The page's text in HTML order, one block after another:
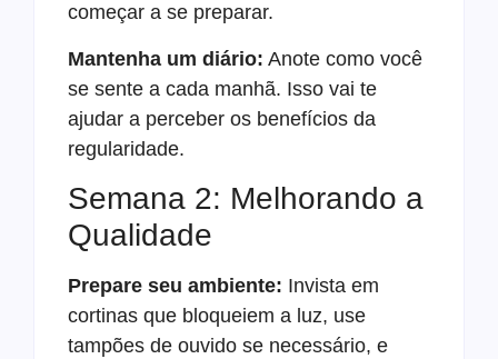
começar a se preparar.
Mantenha um diário: Anote como você
se sente a cada manhã. Isso vai te
ajudar a perceber os benefícios da
regularidade.
Semana 2: Melhorando a
Qualidade
Prepare seu ambiente: Invista em
cortinas que bloqueiem a luz, use
tampões de ouvido se necessário, e